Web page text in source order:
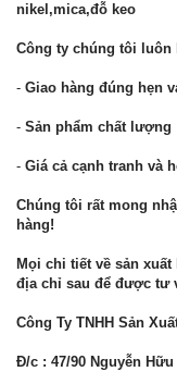
nikel,mica,đỗ keo
Công ty chúng tôi
- Giao hàng đúng hẹn
- Sản phẩm chất lượng
- Giá cả cạnh tranh và
Chúng tôi rất mong
hàng!
Mọi chi tiết về sản
địa chỉ sau để được tư
Công Ty TNHH Sản
Đ/c : 47/90 Nguyễn